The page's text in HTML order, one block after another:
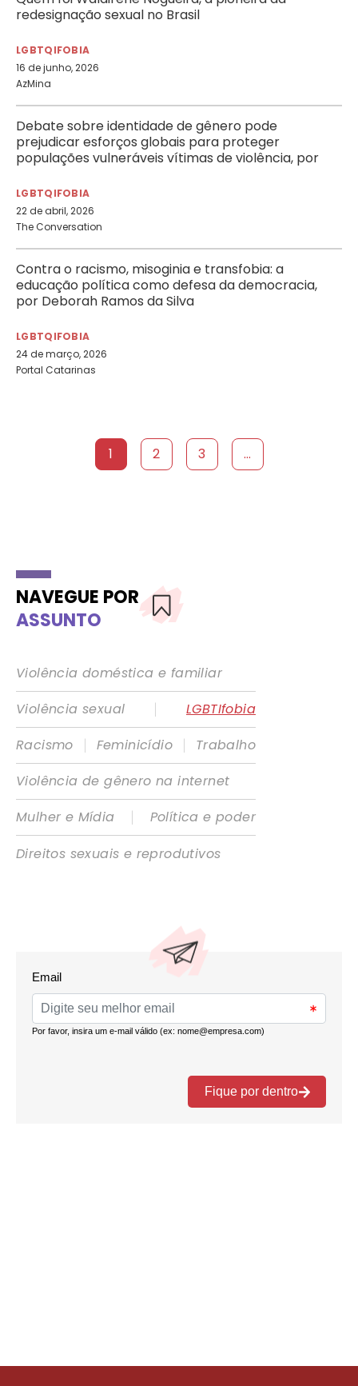
redesignação sexual no Brasil
LGBTQIFOBIA
16 de junho, 2026
AzMina
Debate sobre identidade de gênero pode
prejudicar esforços globais para proteger
populações vulneráveis vítimas de violência, por
LGBTQIFOBIA
22 de abril, 2026
The Conversation
Contra o racismo, misoginia e transfobia: a
educação política como defesa da democracia,
por Deborah Ramos da Silva
LGBTQIFOBIA
24 de março, 2026
Portal Catarinas
1 2 3 ...
NAVEGUE POR
ASSUNTO
Violência doméstica e familiar
Violência sexual
|
LGBTIfobia
Racismo
| Feminicídio |
Trabalho
Violência de gênero na internet
Mulher e Mídia
|
Política e poder
Direitos sexuais e reprodutivos